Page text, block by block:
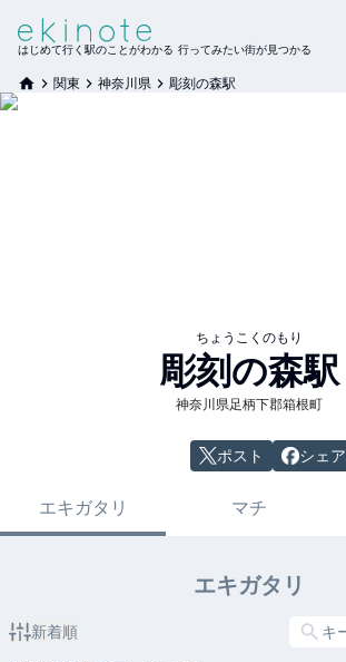
はじめて行く駅のことがわかる 行ってみたい街が見つかる
関東 神奈川県 彫刻の森駅
ちょうこくのもり
彫刻の森駅
神奈川県足柄下郡箱根町
ポスト シェア
エキガタリ マチ
エキガタリ
新着順